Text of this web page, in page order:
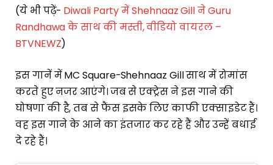
(ये भी पढ़ें- Diwali Party में Shehnaaz Gill ने Guru
Randhawa के साथ की मस्ती, वीडियो वायरल –
BTVNEWZ)
इस गानें में MC Square-Shehnaaz Gill साथ में रोमांस
करते हुए नजर आएंगे। जब से एक्ट्रेस ने इस गाने की
घोषणा की है, तब से फैंस इसके लिए काफी एक्साइडेट हैं।
वह इस गाने के आने का इंतजार कर रहे हैं और उन्हें बधाई
दे रहे हैं।